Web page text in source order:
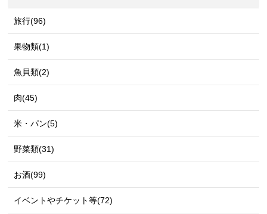
旅行(96)
果物類(1)
魚貝類(2)
肉(45)
米・パン(5)
野菜類(31)
お酒(99)
イベントやチケット等(72)